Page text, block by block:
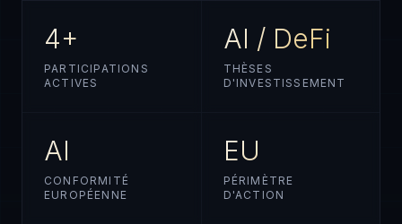
4+
PARTICIPATIONS
ACTIVES
AI / DeFi
THÈSES
D'INVESTISSEMENT
AI
CONFORMITÉ
EUROPÉENNE
EU
PÉRIMÈTRE
D'ACTION